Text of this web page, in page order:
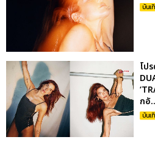
บันเ
โป
กอั
บันเ